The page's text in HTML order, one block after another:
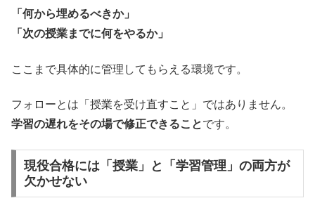
「何から埋めるべきか」
「次の授業までに何をやるか」
ここまで具体的に管理してもらえる環境です。
フォローとは「授業を受け直すこと」ではありません。
学習の遅れをその場で修正できることです。
現役合格には「授業」と「学習管理」の両方が
欠かせない